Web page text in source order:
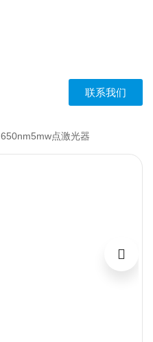
联系我们
650nm5mw点激光器